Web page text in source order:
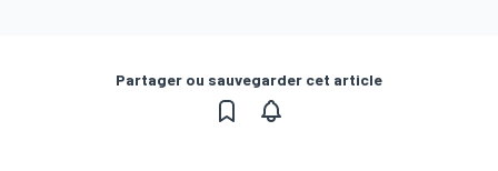
Partager ou sauvegarder cet article